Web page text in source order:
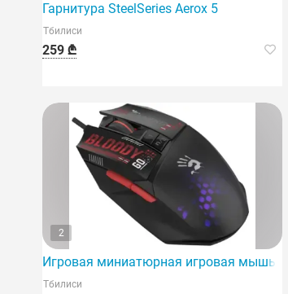
Гарнитура SteelSeries Aerox 5
Тбилиси
259 ₾
2
Игровая миниатюрная игровая мышь
Тбилиси